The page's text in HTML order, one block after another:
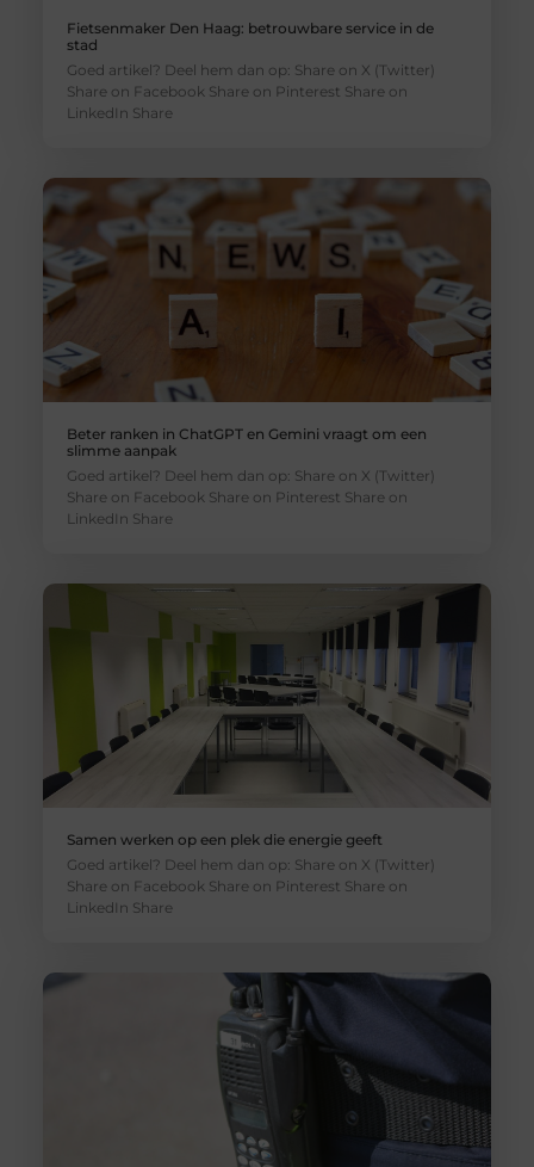
Fietsenmaker Den Haag: betrouwbare service in de
stad
Goed artikel? Deel hem dan op: Share on X (Twitter)
Share on Facebook Share on Pinterest Share on
LinkedIn Share
Beter ranken in ChatGPT en Gemini vraagt om een
slimme aanpak
Goed artikel? Deel hem dan op: Share on X (Twitter)
Share on Facebook Share on Pinterest Share on
LinkedIn Share
Samen werken op een plek die energie geeft
Goed artikel? Deel hem dan op: Share on X (Twitter)
Share on Facebook Share on Pinterest Share on
LinkedIn Share